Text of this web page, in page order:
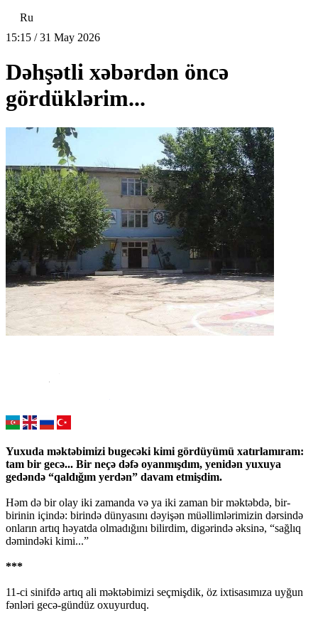
Ru
15:15 / 31 May 2026
Dəhşətli xəbərdən öncə
gördüklərim...
Yuxuda məktəbimizi bugecəki kimi gördüyümü xatırlamıram:
tam bir gecə... Bir neçə dəfə oyanmışdım, yenidən yuxuya
gedəndə “qaldığım yerdən” davam etmişdim.
Həm də bir olay iki zamanda və ya iki zaman bir məktəbdə, bir-
birinin içində: birində dünyasını dəyişən müəllimlərimizin dərsində
onların artıq həyatda olmadığını bilirdim, digərində əksinə, “sağlıq
dəmindəki kimi...”
***
11-ci sinifdə artıq ali məktəbimizi seçmişdik, öz ixtisasımıza uyğun
fənləri gecə-gündüz oxuyurduq.